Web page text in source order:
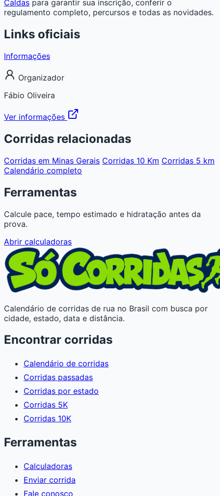
Caldas para garantir sua inscrição, conferir o
regulamento completo, percursos e todas as novidades.
Links oficiais
Informações
Organizador
Fábio Oliveira
Ver informações
Corridas relacionadas
Corridas em Minas Gerais Corridas 10 Km Corridas 5 km
Calendário completo
Ferramentas
Calcule pace, tempo estimado e hidratação antes da
prova.
Abrir calculadoras
Calendário de corridas de rua no Brasil com busca por
cidade, estado, data e distância.
Encontrar corridas
Calendário de corridas
Corridas passadas
Corridas por estado
Corridas 5K
Corridas 10K
Ferramentas
Calculadoras
Enviar corrida
Fale conosco